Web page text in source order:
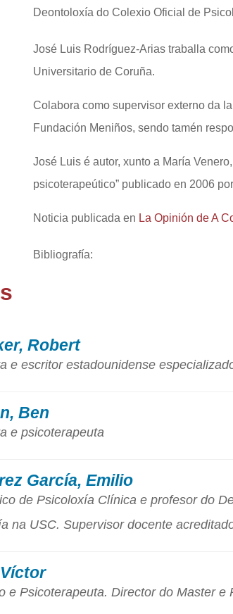
Deontoloxía do Colexio Oficial de
José Luis Rodríguez-Arias traballa
Universitario de Coruña.
Colabora como supervisor externo da
Fundación Meniños, sendo tamén
José Luis é autor, xunto a María
psicoterapeútico” publicado en 2006
Noticia publicada en La Opinión de A
Bibliografía:
Robert
e escritor estadounidense
Ben
e psicoterapeuta
García, Emilio
de Psicoloxía Clínica e profesor do
na USC. Supervisor docente
e Psicoterapeuta. Director do Master